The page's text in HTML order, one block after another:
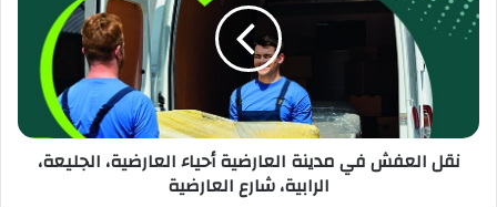
نقل العفش في مدينة العارضية أحياء العارضية، الجليعة،
الرابية، شارع العارضية